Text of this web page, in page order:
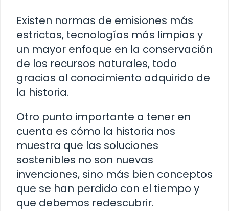
Existen normas de emisiones más
estrictas, tecnologías más limpias y
un mayor enfoque en la conservación
de los recursos naturales, todo
gracias al conocimiento adquirido de
la historia.
Otro punto importante a tener en
cuenta es cómo la historia nos
muestra que las soluciones
sostenibles no son nuevas
invenciones, sino más bien conceptos
que se han perdido con el tiempo y
que debemos redescubrir.